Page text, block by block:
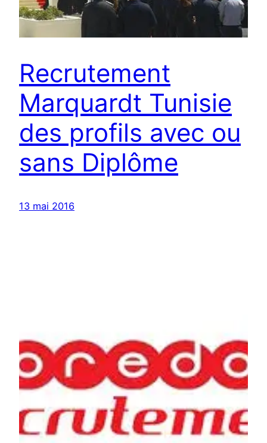
Recrutement
Marquardt Tunisie
des profils avec ou
sans Diplôme
13 mai 2016